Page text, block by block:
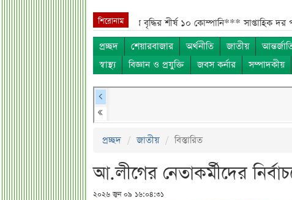
শিরোনাম
সাপ্তাহিক দর বৃদ্ধির শীর্ষ ১০ কোম্পানি*** সাপ্তাহিক দর পতনের শীর্ষ
প্রচ্ছদ
শেয়ারবাজার অর্থনীতি জাতীয়
স্বাস্থ্য
বিজ্ঞান ও প্রযুক্তি জবস কর্নার সম্পাদকীয়
প্রচ্ছদ জাতীয় বিস্তারিত
আ.লীগের নেতাকর্মীদের
২০২৬ জুন ০৯ ১৬:০৪:৩১